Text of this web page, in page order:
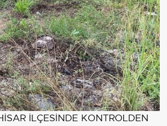
İLÇESİNDE KONTROLDEN